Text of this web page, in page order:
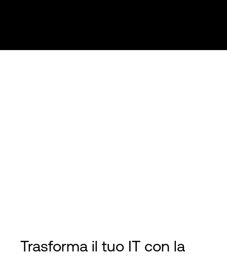
Trasforma il tuo IT con la